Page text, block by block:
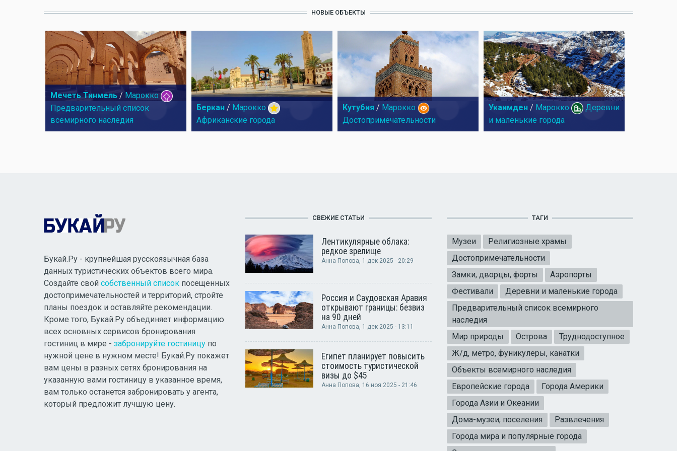
НОВЫЕ ОБЪЕКТЫ
Мечеть Тинмель / Марокко
Предварительный список
всемирного наследия
Беркан / Марокко
Африканские города
Кутубия / Марокко
Достопримечательности
Укаимден / Марокко
Деревни
и маленькие города
Букай.Ру - крупнейшая русскоязычная база
данных туристических объектов всего мира.
Создайте свой собственный список посещенных
достопримечательностей и территорий, стройте
планы поездок и оставляйте рекомендации.
Кроме того, Букай.Ру объединяет информацию
всех основных сервисов бронирования
гостиниц в мире - забронируйте гостиницу по
нужной цене в нужном месте! Букай.Ру покажет
вам цены в разных сетях бронирования на
указанную вами гостиницу в указанное время,
вам только останется забронировать у агента,
который предложит лучшую цену.
СВЕЖИЕ СТАТЬИ
Лентикулярные облака:
редкое зрелище
Анна Попова, 1 дек 2025 - 20:29
Россия и Саудовская Аравия
открывают границы: безвиз
на 90 дней
Анна Попова, 1 дек 2025 - 13:11
Египет планирует повысить
стоимость туристической
визы до $45
Анна Попова, 16 ноя 2025 - 21:46
ТАГИ
Музеи
Религиозные храмы
Достопримечательности
Замки, дворцы, форты
Аэропорты
Фестивали
Деревни и маленькие города
Предварительный список всемирного
наследия
Мир природы
Острова
Труднодоступное
Ж/д, метро, фуникулеры, канатки
Объекты всемирного наследия
Европейские города
Города Америки
Города Азии и Океании
Дома-музеи, поселения
Развлечения
Города мира и популярные города